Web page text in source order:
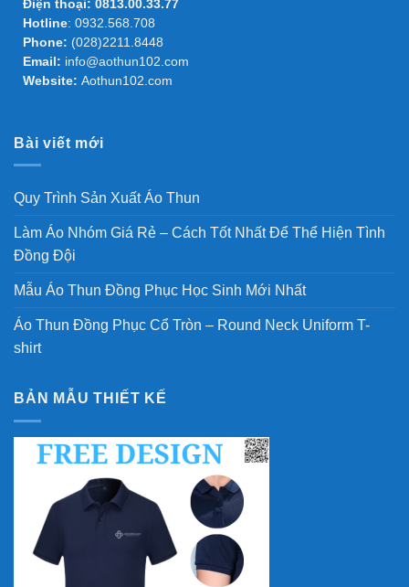
Điện thoại: 0813.00.33.77
Hotline: 0932.568.708
Phone: (028)2211.8448
Email: info@aothun102.com
Website: Aothun102.com
Bài viết mới
Quy Trình Sản Xuất Áo Thun
Làm Áo Nhóm Giá Rẻ – Cách Tốt Nhất Để Thể Hiện Tình
Đồng Đội
Mẫu Áo Thun Đồng Phục Học Sinh Mới Nhất
Áo Thun Đồng Phục Cổ Tròn – Round Neck Uniform T-
shirt
BẢN MẪU THIẾT KẾ